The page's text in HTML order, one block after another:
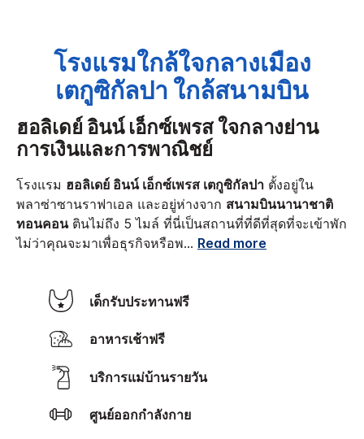
โรงแรมใกล้ใจกลางเมือง
เตกูซิกัลปา ใกล้สนามบิน
ฮอลิเดย์ อินน์ เอ็กซ์เพรส ใจกลางย่าน
การเงินและการพาณิชย์
โรงแรม ฮอลิเดย์ อินน์ เอ็กซ์เพรส เตกูซิกัลปา ตั้งอยู่ใน
พลาซ่าซานราฟาเอล และอยู่ห่างจาก สนามบินนานาชาติ
ทอนคอนตินไม่ถึง 5 ไมล์ ที่นี่เป็นสถานที่ที่ดีที่สุดที่จะเข้าพัก
ไม่ว่าคุณจะมาเพื่อธุรกิจหรือพ... Read more
เด็กรับประทานฟรี
อาหารเช้าฟรี
บริการแม่บ้านรายวัน
ศูนย์ออกกำลังกาย